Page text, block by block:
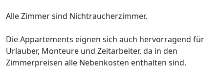
Alle Zimmer sind Nichtraucherzimmer.
Die Appartements eignen sich auch hervorragend für
Urlauber, Monteure und Zeitarbeiter, da in den
Zimmerpreisen alle Nebenkosten enthalten sind.